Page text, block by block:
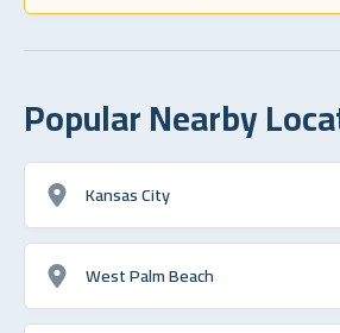
Popular Nearby
Kansas City
West Palm Beach